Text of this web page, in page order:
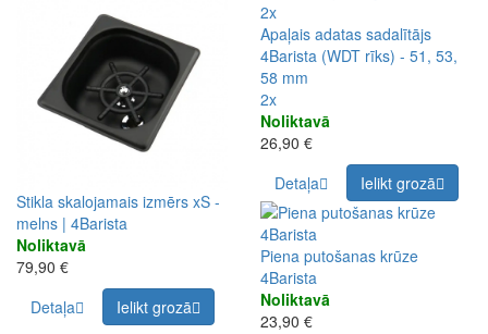
Stikla skalojamais izmērs xS -
melns | 4Barista
Noliktavā
79,90 €
Detaļa
Ielikt grozā
2x
Apaļais adatas sadalītājs
4Barista (WDT rīks) - 51, 53,
58 mm
2x
Noliktavā
26,90 €
Detaļa
Ielikt grozā
Piena putošanas krūze
4Barista
Noliktavā
23,90 €